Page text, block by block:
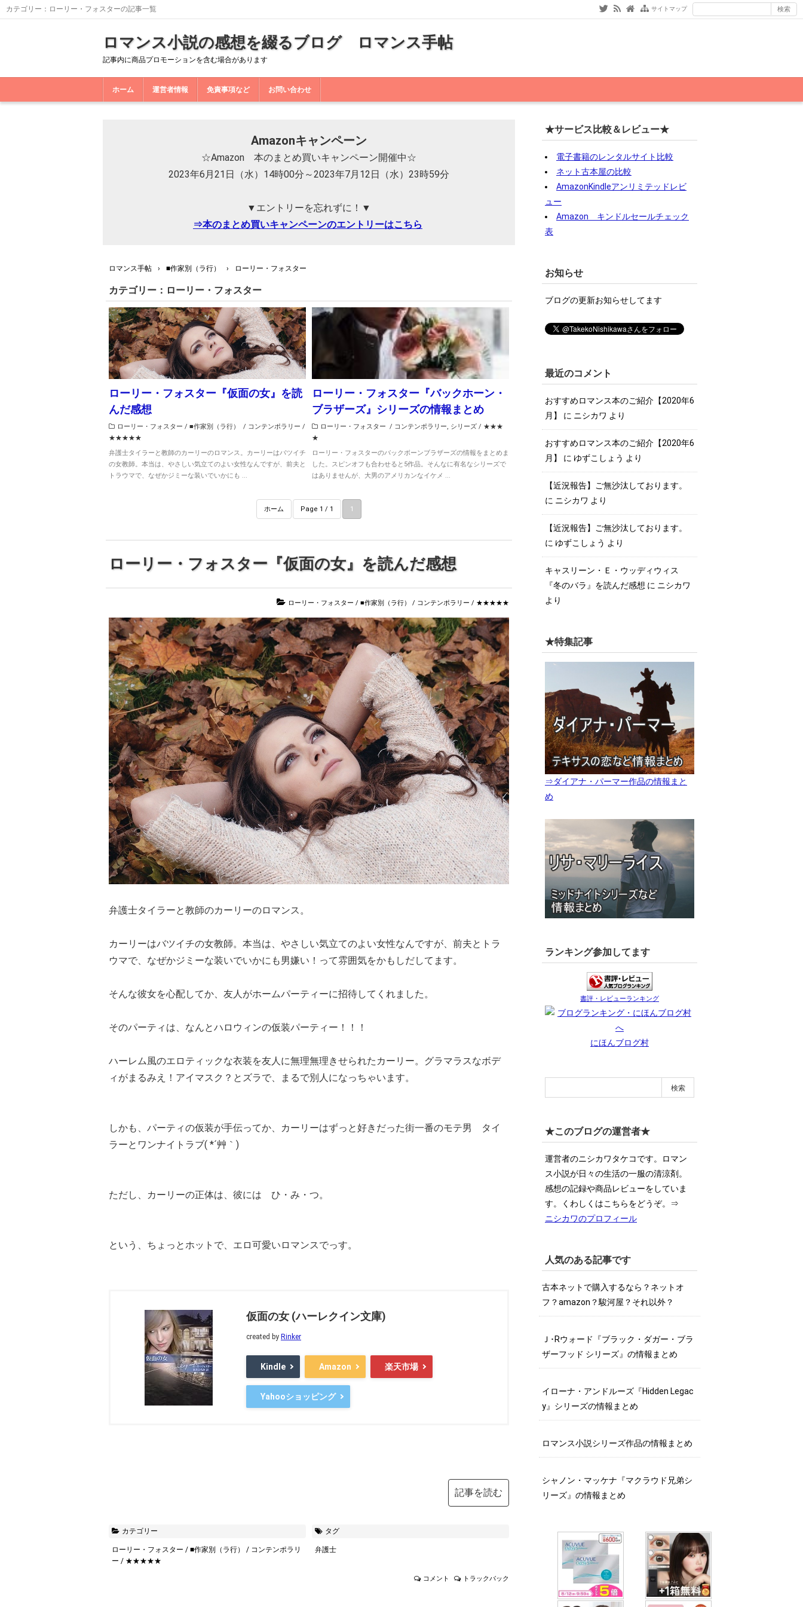
カテゴリー：ローリー・フォスターの記事一覧 サイトマップ
ロマンス小説の感想を綴るブログ ロマンス手帖
記事内に商品プロモーションを含む場合があります
ホーム 運営者情報 免責事項など お問い合わせ
Amazonキャンペーン
☆Amazon 本のまとめ買いキャンペーン開催中☆
2023年6月21日（水）14時00分～2023年7月12日（水）23時59分
▼エントリーを忘れずに！▼
⇒本のまとめ買いキャンペーンのエントリーはこちら
ロマンス手帖 › ■作家別（ラ行） › ローリー・フォスター
カテゴリー：ローリー・フォスター
ローリー・フォスター『仮面の女』を読
んだ感想
ローリー・フォスター / ■作家別（ラ行） / コンテンポラリー /
★★★★★
弁護士タイラーと教師のカーリーのロマンス。カーリーはバツイチ
の女教師。本当は、やさしい気立てのよい女性なんですが、前夫と
トラウマで、なぜかジミーな装いでいかにも ...
ローリー・フォスター『バックホーン・
ブラザーズ』シリーズの情報まとめ
ローリー・フォスター / コンテンポラリー, シリーズ / ★★★
★
ローリー・フォスターのバックボーンブラザーズの情報をまとめま
した。スピンオフも合わせると5作品。そんなに有名なシリーズで
はありませんが、大男のアメリカンなイケメ ...
ホーム Page 1 / 1 1
ローリー・フォスター『仮面の女』を読んだ感想
ローリー・フォスター / ■作家別（ラ行） / コンテンポラリー / ★★★★★
弁護士タイラーと教師のカーリーのロマンス。
カーリーはバツイチの女教師。本当は、やさしい気立てのよい女性なんですが、前夫とトラ
ウマで、なぜかジミーな装いでいかにも男嫌い！って雰囲気をかもしだしてます。
そんな彼女を心配してか、友人がホームパーティーに招待してくれました。
そのパーティは、なんとハロウィンの仮装パーティー！！！
ハーレム風のエロティックな衣装を友人に無理無理きせられたカーリー。グラマラスなボデ
ィがまるみえ！アイマスク？とズラで、まるで別人になっちゃいます。
しかも、パーティの仮装が手伝ってか、カーリーはずっと好きだった街一番のモテ男 タイ
ラーとワンナイトラブ( *´艸｀)
ただし、カーリーの正体は、彼には ひ・み・つ。
という、ちょっとホットで、エロ可愛いロマンスでっす。
仮面の女 (ハーレクイン文庫)
created by Rinker
Kindle Amazon 楽天市場
Yahooショッピング
記事を読む
カテゴリー
ローリー・フォスター / ■作家別（ラ行） / コンテンポラリ
ー / ★★★★★
タグ
弁護士
コメント トラックバック
★サービス比較＆レビュー★
電子書籍のレンタルサイト比較
ネット古本屋の比較
AmazonKindleアンリミテッドレビ
ュー
Amazon キンドルセールチェック
表
お知らせ
ブログの更新お知らせしてます
最近のコメント
おすすめロマンス本のご紹介【2020年6
月】
に ニシカワ より
おすすめロマンス本のご紹介【2020年6
月】
に ゆずこしょう より
【近況報告】ご無沙汰しております。
に ニシカワ より
【近況報告】ご無沙汰しております。
に ゆずこしょう より
キャスリーン・Ｅ・ウッディウィス
『冬のバラ』を読んだ感想 に ニシカワ
より
★特集記事
⇒ダイアナ・パーマー作品の情報まと
め
ランキング参加してます
書評・レビューランキング
にほんブログ村
★このブログの運営者★
運営者のニシカワタケコです。ロマン
ス小説が日々の生活の一服の清涼剤。
感想の記録や商品レビューをしていま
す。くわしくはこちらをどうぞ。⇒
ニシカワのプロフィール
人気のある記事です
古本ネットで購入するなら？ネットオ
フ？amazon？駿河屋？それ以外？
Ｊ･Rウォード『ブラック・ダガー・ブラ
ザーフッド シリーズ』の情報まとめ
イローナ・アンドルーズ『Hidden Legac
y』シリーズの情報まとめ
ロマンス小説シリーズ作品の情報まとめ
シャノン・マッケナ『マクラウド兄弟シ
リーズ』の情報まとめ